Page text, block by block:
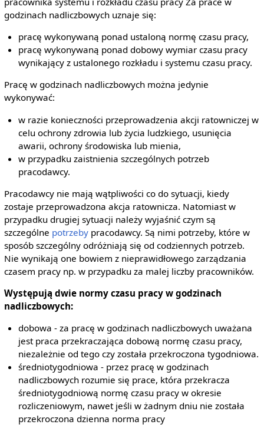
godzinach nadliczbowych uznaje się:
pracę wykonywaną ponad ustaloną normę czasu pracy,
pracę wykonywaną ponad dobowy wymiar czasu pracy
wynikający z ustalonego rozkładu i systemu czasu pracy.
Pracę w godzinach nadliczbowych można jedynie
wykonywać:
w razie konieczności przeprowadzenia akcji ratowniczej w
celu ochrony zdrowia lub życia ludzkiego, usunięcia
awarii, ochrony środowiska lub mienia,
w przypadku zaistnienia szczególnych potrzeb
pracodawcy.
Pracodawcy nie mają wątpliwości co do sytuacji, kiedy
zostaje przeprowadzona akcja ratownicza. Natomiast w
przypadku drugiej sytuacji należy wyjaśnić czym są
szczególne potrzebypracodawcy. Są nimi potrzeby, które w
sposób szczególny odróżniają się od codziennych potrzeb.
Nie wynikają one bowiem z nieprawidłowego zarządzania
czasem pracy np. w przypadku za malej liczby pracowników.
Występują dwie normy czasu pracy w godzinach
nadliczbowych:
dobowa - za pracę w godzinach nadliczbowych uważana
jest praca przekraczająca dobową normę czasu pracy,
niezależnie od tego czy została przekroczona tygodniowa.
średniotygodniowa - przez pracę w godzinach
nadliczbowych rozumie się prace, która przekracza
średniotygodniową normę czasu pracy w okresie
rozliczeniowym, nawet jeśli w żadnym dniu nie została
przekroczona dzienna norma pracy